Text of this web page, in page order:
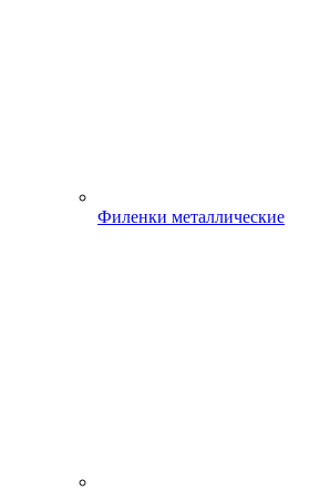
Филенки металлические